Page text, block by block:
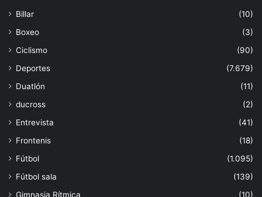
Billar
(10)
Boxeo
(3)
Ciclismo
(90)
Deportes
(7.679)
Duatlón
(11)
ducross
(2)
Entrevista
(41)
Frontenis
(18)
Fútbol
(1.095)
Fútbol sala
(139)
Gimnasia Rítmica
(10)